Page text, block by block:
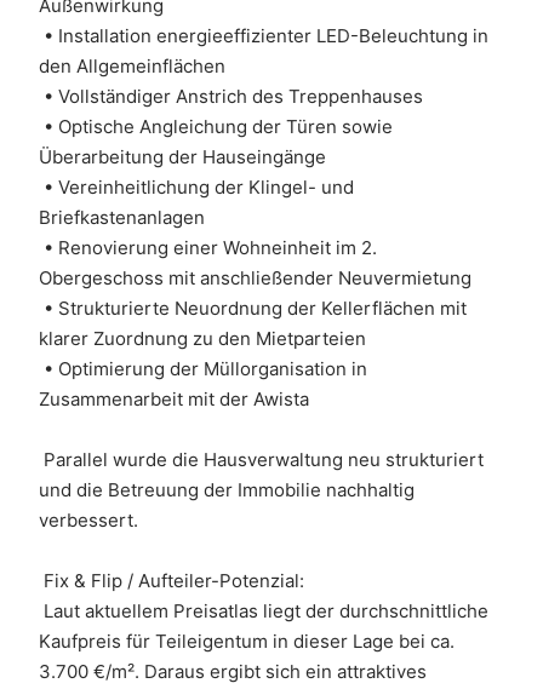
Außenwirkung
den Allgemeinflächen
• Vollständiger Anstrich des Treppenhauses
Überarbeitung der Hauseingänge
Briefkastenanlagen
Obergeschoss mit anschließender Neuvermietung
klarer Zuordnung zu den Mietparteien
Zusammenarbeit mit der Awista
und die Betreuung der Immobilie nachhaltig
verbessert.
Fix & Flip / Aufteiler-Potenzial:
Kaufpreis für Teileigentum in dieser Lage bei ca.
3.700 €/m². Daraus ergibt sich ein attraktives